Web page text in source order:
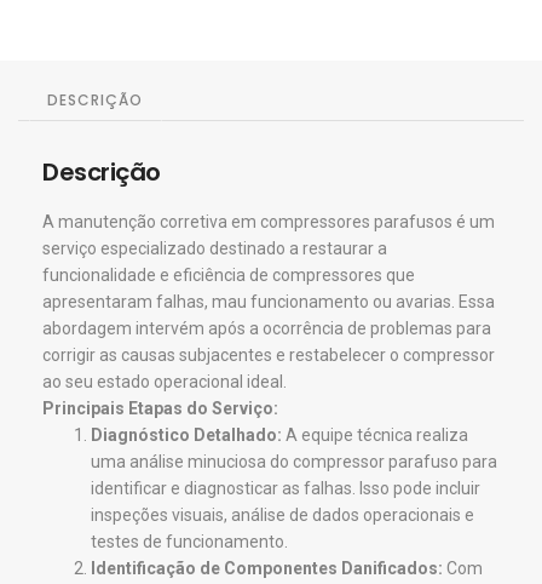
DESCRIÇÃO
Descrição
A manutenção corretiva em compressores parafusos é um
serviço especializado destinado a restaurar a
funcionalidade e eficiência de compressores que
apresentaram falhas, mau funcionamento ou avarias. Essa
abordagem intervém após a ocorrência de problemas para
corrigir as causas subjacentes e restabelecer o compressor
ao seu estado operacional ideal.
Principais Etapas do Serviço:
Diagnóstico Detalhado: A equipe técnica realiza
uma análise minuciosa do compressor parafuso para
identificar e diagnosticar as falhas. Isso pode incluir
inspeções visuais, análise de dados operacionais e
testes de funcionamento.
Identificação de Componentes Danificados: Com